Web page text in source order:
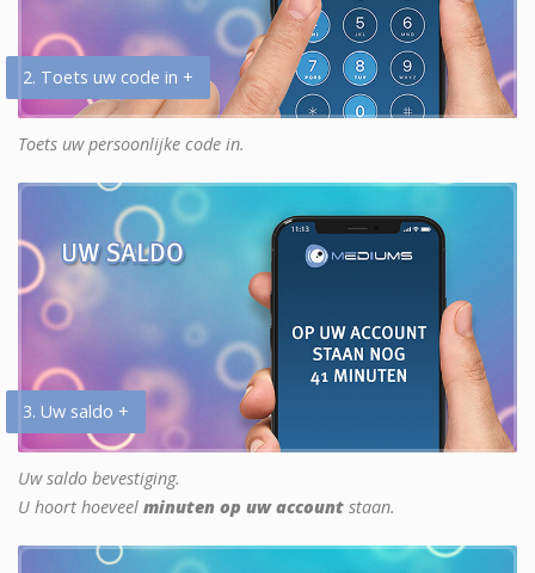
2. Toets uw code in +
Toets uw persoonlijke code in.
3. Uw saldo +
Uw saldo bevestiging.
U hoort hoeveel minuten op uw account staan.